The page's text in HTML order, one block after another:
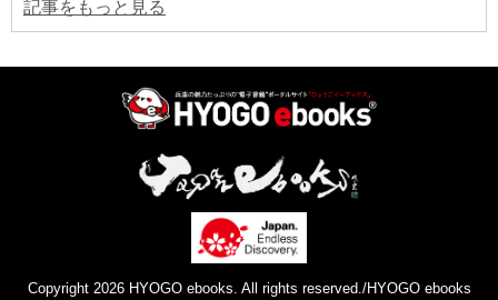
記事をもっと見る
Copyright 2026 HYOGO ebooks. All rights reserved./HYOGO ebooks